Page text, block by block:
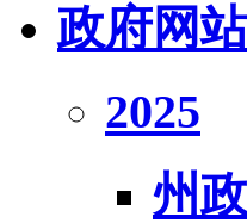
政府网
2025
州